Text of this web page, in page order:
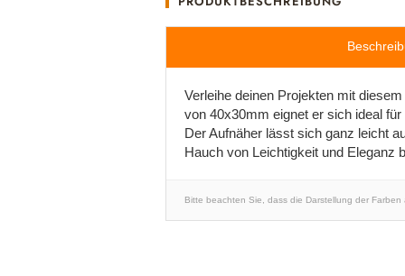
Verleihe deinen Projekten mit
von 40x30mm eignet er sich ideal
Der Aufnäher lässt sich ganz leicht
Hauch von Leichtigkeit und Eleganz
Bitte beachten Sie, dass die Darstellung der